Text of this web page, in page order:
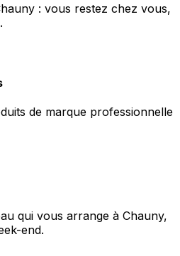
: vous restez chez vous,
de marque professionnelle
qui vous arrange à Chauny,
end.